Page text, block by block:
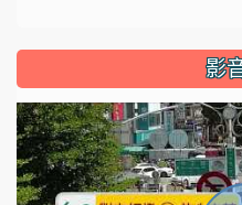
影